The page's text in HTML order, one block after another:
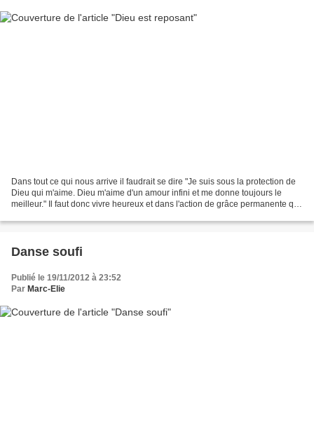
Dans tout ce qui nous arrive il faudrait se dire "Je suis sous la protection de
Dieu qui m'aime. Dieu m'aime d'un amour infini et me donne toujours le
meilleur." Il faut donc vivre heureux et dans l'action de grâce permanente qui
Danse soufi
Publié le 19/11/2012 à 23:52
Par Marc-Elie